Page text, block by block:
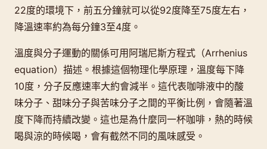
22度的環境下，前五分鐘就可以從92度降至75度左右，
降溫速率約為每分鐘3至4度。
溫度與分子運動的關係可用阿瑞尼斯方程式（Arrhenius
equation）描述。根據這個物理化學原理，溫度每下降
10度，分子反應速率大約會減半。這代表咖啡液中的酸
味分子、甜味分子與苦味分子之間的平衡比例，會隨著溫
度下降而持續改變。這也是為什麼同一杯咖啡，熱的時候
喝與涼的時候喝，會有截然不同的風味感受。